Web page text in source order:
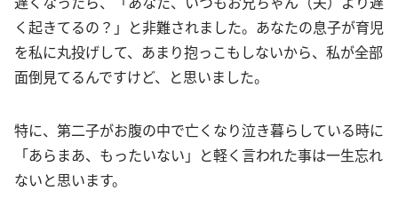
く起きてるの？」と非難されました。あなたの息子が育児
を私に丸投げして、あまり抱っこもしないから、私が全部
面倒見てるんですけど、と思いました。
特に、第二子がお腹の中で亡くなり泣き暮らしている時に
「あらまあ、もったいない」と軽く言われた事は一生忘れ
ないと思います。